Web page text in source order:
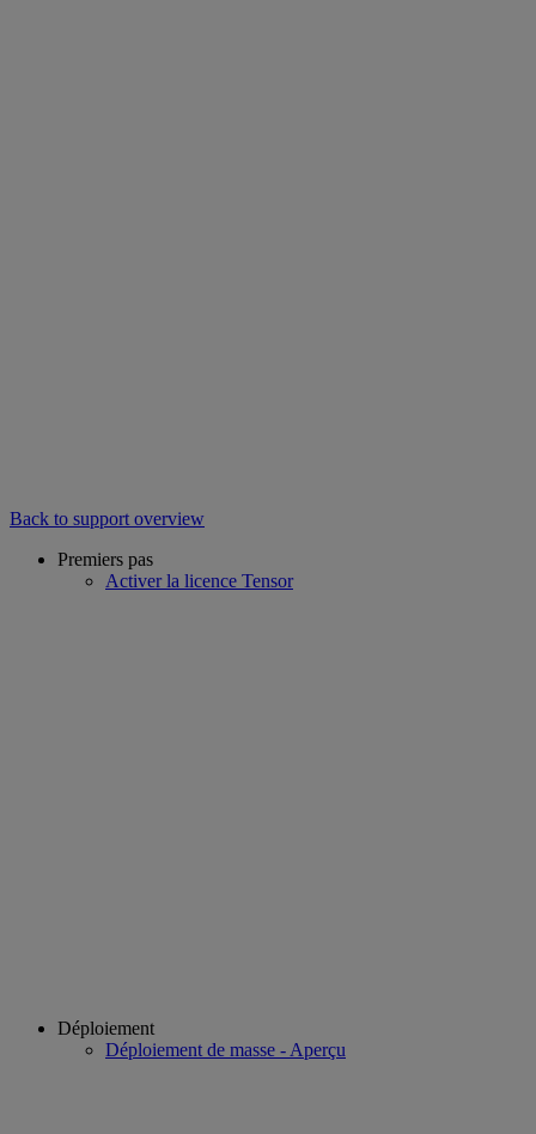
Back to support overview
Premiers pas
Activer la licence Tensor
Déploiement
Déploiement de masse - Aperçu